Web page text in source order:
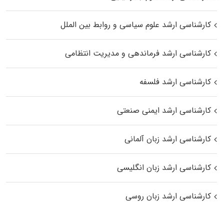
کارشناسی ارشد علوم سیاسی و روابط بین الملل
کارشناسی ارشد فرماندهی و مدیریت انتظامی
کارشناسی ارشد فلسفه
کارشناسی ارشد ایمنی صنعتی
کارشناسی ارشد زبان آلمانی
کارشناسی ارشد زبان انگلیسی
کارشناسی ارشد زبان روسی